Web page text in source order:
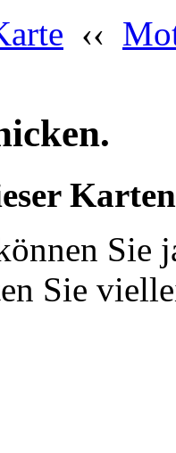
‹‹
Sie
Sie